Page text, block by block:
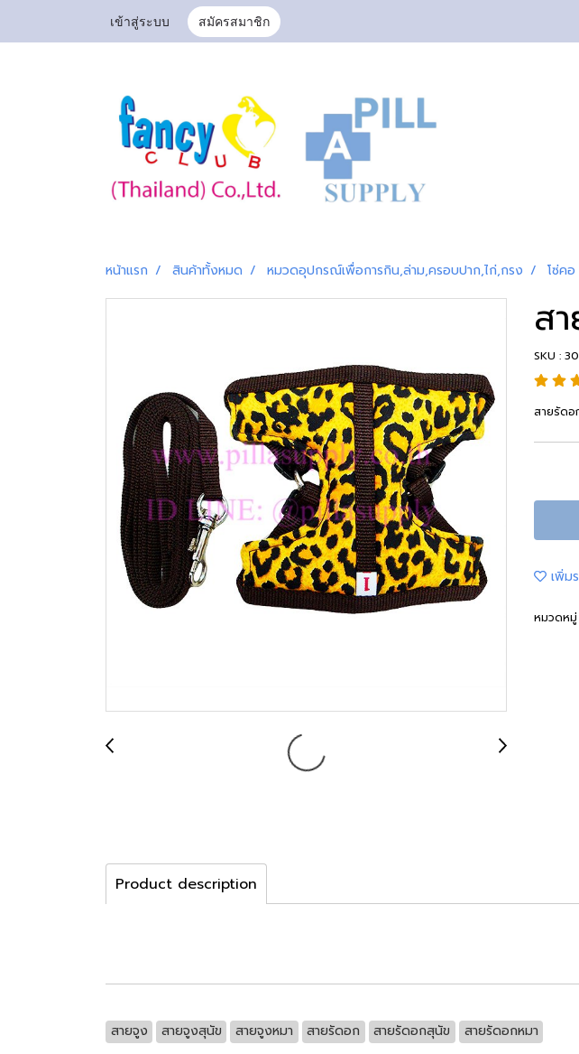
เข้าสู่ระบบ สมัครสมาชิก
หน้าแรก สินค้าทั้งหมด หมวดอุปกรณ์เพื่อการกิน,ล่าม,ครอบปาก,ไก่,กรง โซ่ค
ส
SKU :
สายรัดอ
เพิ่ม
หมวดหมู่
Product description
สายจูง สายจูงสุนัข สายจูงหมา สายรัดอก สายรัดอกสุนัข สายรัดอกหมา